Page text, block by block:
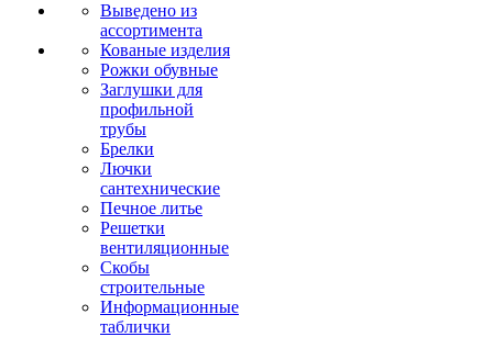
Выведено из
ассортимента
Кованые изделия
Рожки обувные
Заглушки для
профильной
трубы
Брелки
Лючки
сантехнические
Печное литье
Решетки
вентиляционные
Скобы
строительные
Информационные
таблички